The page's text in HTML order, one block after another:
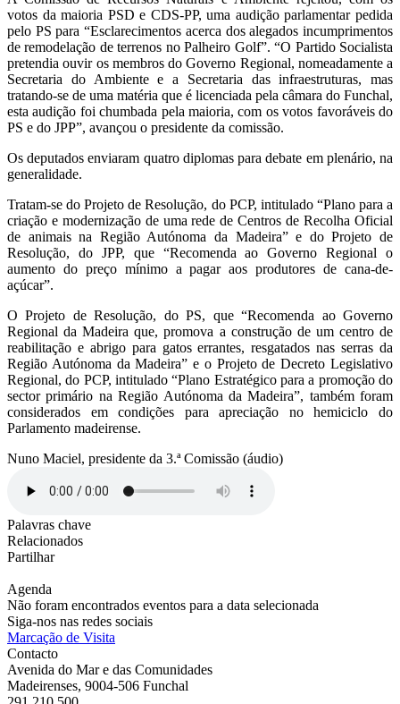
votos da maioria PSD e CDS-PP, uma audição parlamentar pedida
pelo PS para “Esclarecimentos acerca dos alegados incumprimentos
de remodelação de terrenos no Palheiro Golf”. “O Partido Socialista
pretendia ouvir os membros do Governo Regional, nomeadamente a
Secretaria do Ambiente e a Secretaria das infraestruturas, mas
tratando-se de uma matéria que é licenciada pela câmara do Funchal,
esta audição foi chumbada pela maioria, com os votos favoráveis do
PS e do JPP”, avançou o presidente da comissão.
Os deputados enviaram quatro diplomas para debate em plenário, na
generalidade.
Tratam-se do Projeto de Resolução, do PCP, intitulado “Plano para a
criação e modernização de uma rede de Centros de Recolha Oficial
de animais na Região Autónoma da Madeira” e do Projeto de
Resolução, do JPP, que “Recomenda ao Governo Regional o
aumento do preço mínimo a pagar aos produtores de cana-de-
açúcar”.
O Projeto de Resolução, do PS, que “Recomenda ao Governo
Regional da Madeira que, promova a construção de um centro de
reabilitação e abrigo para gatos errantes, resgatados nas serras da
Região Autónoma da Madeira” e o Projeto de Decreto Legislativo
Regional, do PCP, intitulado “Plano Estratégico para a promoção do
sector primário na Região Autónoma da Madeira”, também foram
considerados em condições para apreciação no hemiciclo do
Parlamento madeirense.
Nuno Maciel, presidente da 3.ª Comissão (áudio)
Palavras chave
Relacionados
Partilhar
Agenda
Não foram encontrados eventos para a data selecionada
Siga-nos nas redes sociais
Marcação de Visita
Contacto
Avenida do Mar e das Comunidades
Madeirenses, 9004-506 Funchal